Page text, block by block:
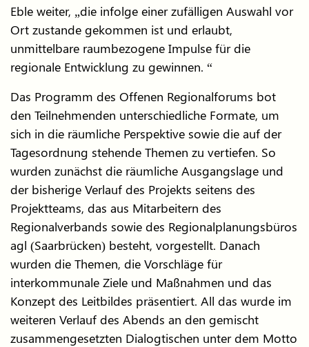
Eble weiter, „die infolge einer zufälligen Auswahl vor
Ort zustande gekommen ist und erlaubt,
unmittelbare raumbezogene Impulse für die
regionale Entwicklung zu gewinnen. “
Das Programm des Offenen Regionalforums bot
den Teilnehmenden unterschiedliche Formate, um
sich in die räumliche Perspektive sowie die auf der
Tagesordnung stehende Themen zu vertiefen. So
wurden zunächst die räumliche Ausgangslage und
der bisherige Verlauf des Projekts seitens des
Projektteams, das aus Mitarbeitern des
Regionalverbands sowie des Regionalplanungsbüros
agl (Saarbrücken) besteht, vorgestellt. Danach
wurden die Themen, die Vorschläge für
interkommunale Ziele und Maßnahmen und das
Konzept des Leitbildes präsentiert. All das wurde im
weiteren Verlauf des Abends an den gemischt
zusammengesetzten Dialogtischen unter dem Motto